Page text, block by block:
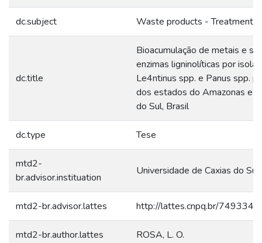
dc.subject Waste products - Treatment
dc.title
Bioacumulação de metais e
enzimas ligninolíticas por
Le4ntinus spp. e Panus spp.
dos estados do Amazonas e
do Sul, Brasil
dc.type Tese
mtd2-
br.advisor.instituation
Universidade de Caxias do Sul
mtd2-br.advisor.lattes http://lattes.cnpq.br/
mtd2-br.author.lattes ROSA, L. O.